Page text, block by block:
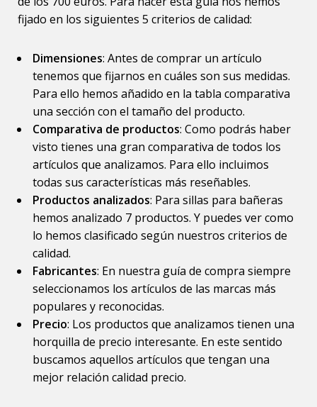
fijado en los siguientes 5 criterios de calidad:
Dimensiones: Antes de comprar un artículo
tenemos que fijarnos en cuáles son sus medidas.
Para ello hemos añadido en la tabla comparativa
una sección con el tamaño del producto.
Comparativa de productos: Como podrás haber
visto tienes una gran comparativa de todos los
artículos que analizamos. Para ello incluimos
todas sus características más reseñables.
Productos analizados: Para sillas para bañeras
hemos analizado 7 productos. Y puedes ver como
lo hemos clasificado según nuestros criterios de
calidad.
Fabricantes: En nuestra guía de compra siempre
seleccionamos los artículos de las marcas más
populares y reconocidas.
Precio: Los productos que analizamos tienen una
horquilla de precio interesante. En este sentido
buscamos aquellos artículos que tengan una
mejor relación calidad precio.